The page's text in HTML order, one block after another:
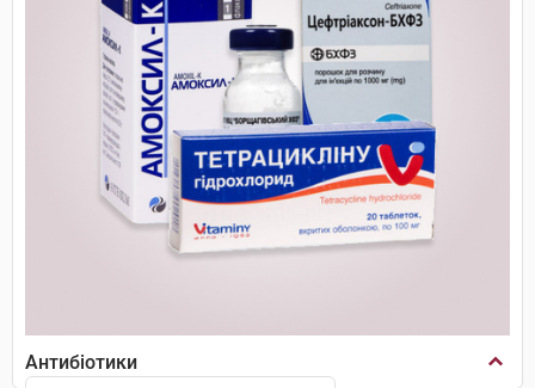
Антибіотики